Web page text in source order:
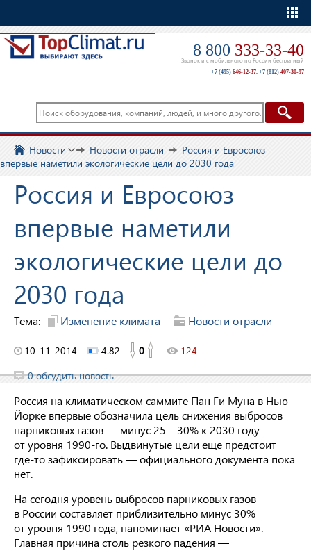
8 800 333-33-40
Звонок и с мобильного по России бесплатный
+7 (495) 646-12-37, +7 (812) 407-30-97
Новости Новости отрасли
Россия и Евросоюз
впервые наметили экологические цели до 2030 года
Россия и Евросоюз
впервые наметили
экологические цели до
2030 года
Тема: Изменение климата Новости отрасли
10-11-2014 4.82 0
124
0 обсудить новость
Россия на климатическом саммите Пан Ги Муна в Нью-
Йорке впервые обозначила цель снижения выбросов
парниковых газов — минус 25—30% к 2030 году
от уровня 1990-го. Выдвинутые цели еще предстоит
где-то зафиксировать — официального документа пока
нет.
На сегодня уровень выбросов парниковых газов
в России составляет приблизительно минус 30%
от уровня 1990 года, напоминает «РИА Новости».
Главная причина столь резкого падения —